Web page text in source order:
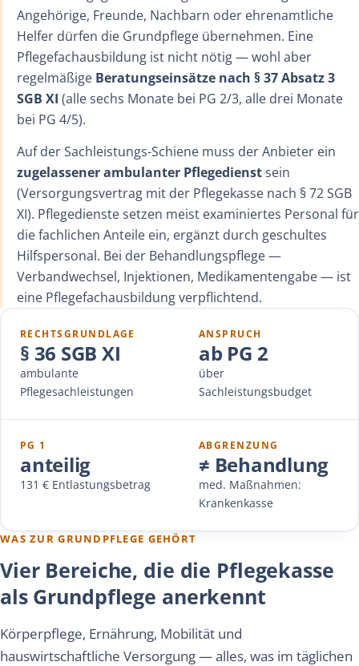
Angehörige, Freunde, Nachbarn oder ehrenamtliche
Helfer dürfen die Grundpflege übernehmen. Eine
Pflegefachausbildung ist nicht nötig — wohl aber
regelmäßige Beratungseinsätze nach § 37 Absatz 3
SGB XI (alle sechs Monate bei PG 2/3, alle drei Monate
bei PG 4/5).
Auf der Sachleistungs-Schiene muss der Anbieter ein
zugelassener ambulanter Pflegedienstsein
(Versorgungsvertrag mit der Pflegekasse nach § 72 SGB
XI). Pflegedienste setzen meist examiniertes Personal für
die fachlichen Anteile ein, ergänzt durch geschultes
Hilfspersonal. Bei der Behandlungspflege —
Verbandwechsel, Injektionen, Medikamentengabe — ist
eine Pflegefachausbildung verpflichtend.
RECHTSGRUNDLAGE
§ 36 SGB XI
ambulante
Pflegesachleistungen
ANSPRUCH
ab PG 2
über
Sachleistungsbudget
PG 1
anteilig
131 € Entlastungsbetrag
ABGRENZUNG
≠ Behandlung
med. Maßnahmen:
Krankenkasse
WAS ZUR GRUNDPFLEGE GEHÖRT
Vier Bereiche, die die Pflegekasse
als Grundpflege anerkennt
Körperpflege, Ernährung, Mobilität und
hauswirtschaftliche Versorgung — alles, was im täglichen